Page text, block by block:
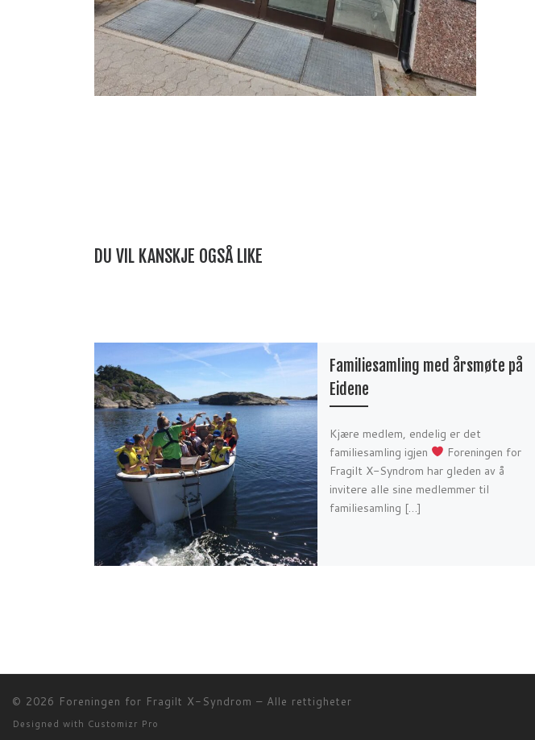
DU VIL KANSKJE OGSÅ LIKE
Familiesamling med årsmøte på
Eidene
Kjære medlem, endelig er det
familiesamling igjen
Foreningen for
Fragilt X-Syndrom har gleden av å
invitere alle sine medlemmer til
familiesamling […]
© 2026 Foreningen for Fragilt X-Syndrom – Alle rettigheter
Designed with Customizr Pro